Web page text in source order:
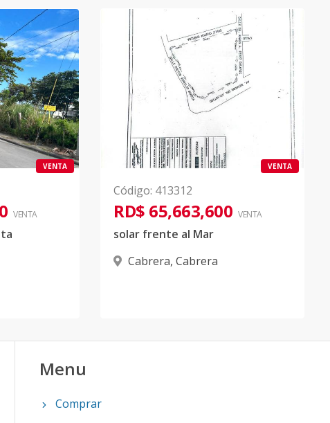
VENTA
VENTA
VENTA
Código: 413312
RD$ 65,663,600 VENTA
solar frente al Mar
Cabrera, Cabrera
Menu
Comprar